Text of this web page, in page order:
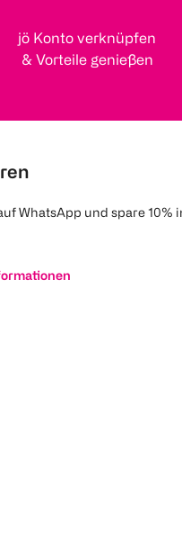
jö Konto verknüpfen
& Vorteile genießen
WhatsApp und spare 10%